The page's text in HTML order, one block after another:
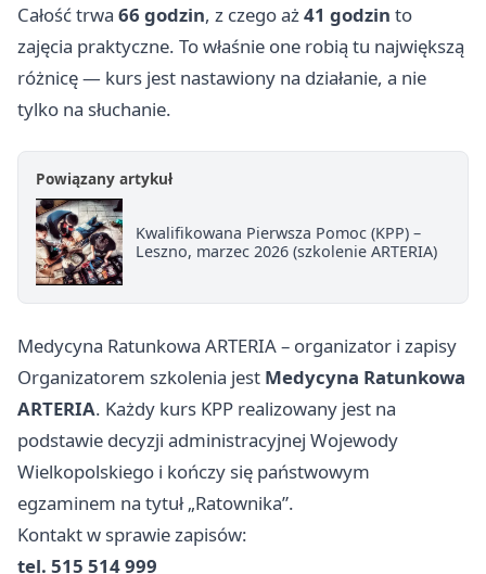
Całość trwa 66 godzin, z czego aż 41 godzin to
zajęcia praktyczne. To właśnie one robią tu największą
różnicę — kurs jest nastawiony na działanie, a nie
tylko na słuchanie.
Powiązany artykuł
Kwalifikowana Pierwsza Pomoc (KPP) –
Leszno, marzec 2026 (szkolenie ARTERIA)
Medycyna Ratunkowa ARTERIA – organizator i zapisy
Organizatorem szkolenia jest Medycyna Ratunkowa
ARTERIA. Każdy kurs KPP realizowany jest na
podstawie decyzji administracyjnej Wojewody
Wielkopolskiego i kończy się państwowym
egzaminem na tytuł „Ratownika”.
Kontakt w sprawie zapisów:
tel. 515 514 999